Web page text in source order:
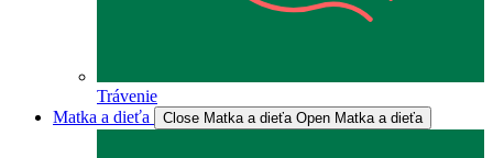
Trávenie
Matka a dieťa
Close Matka a dieťa Open Matka a dieťa